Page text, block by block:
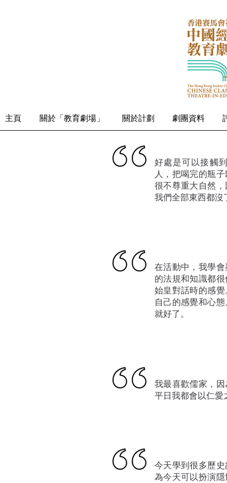
好處是可以接觸
人，把喝完的瓶
很不尊重大自然
我們全部東西都沒
在活動中，我學
的法規和知識都
始皇對話時的感
自己的感覺和心
就好了。
我最喜歡儒家，
平日我都會以仁愛
今天學到很多歷
為今天可以扮演
主頁 關於「教育劇場」 關於計劃 劇團資料